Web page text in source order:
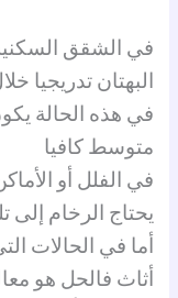
في الشقق
البهتان تدريجيا
في هذه الحالة
متوسط كافيا
في الفلل أو
يحتاج الرخام
أما في الحالات
أثاث فالحل هو